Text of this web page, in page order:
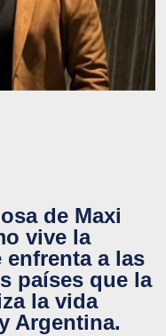
de Maxi
vive la
a las
países que la
la vida
Argentina.